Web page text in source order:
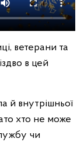
ветерани та
в цей
й внутрішньої
хто не може
чи